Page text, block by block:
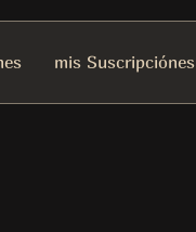
mis Suscripciónes